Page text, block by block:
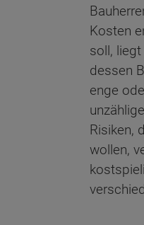
Kosten
soll,
dessen
enge
Risiken,
wollen,